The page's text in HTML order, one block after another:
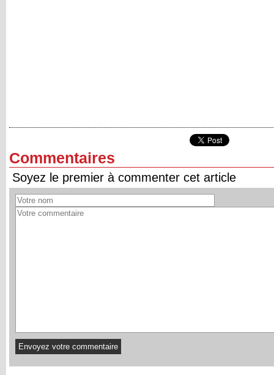
Commentaires
Soyez le premier à commenter cet article